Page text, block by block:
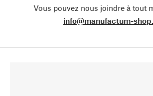
Vous pouvez nous joindre à tout
info@manufactum-